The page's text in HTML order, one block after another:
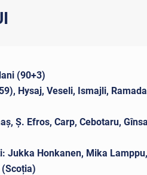
(90+3)
Hysaj, Veseli, Ismajli,
Ș. Efros, Carp, Cebotaru,
Jukka Honkanen, Mika